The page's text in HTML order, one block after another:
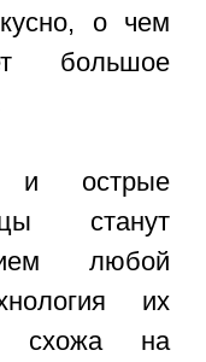
о чем
большое
и острые
станут
любой
их
схожа на